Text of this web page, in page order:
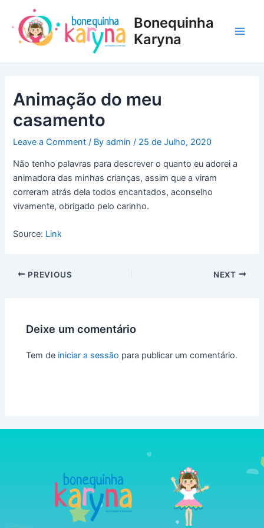
content
Bonequinha
Karyna
Animação do meu
casamento
Leave a Comment / Byadmin / 25 de Julho, 2020
Não tenho palavras para descrever o quanto eu adorei a
animadora das minhas crianças, assim que a viram
correram atrás dela todos encantados, aconselho
vivamente, obrigado pelo carinho.
Source: Link
navigation
PREVIOUS NEXT
Deixe um comentário
Tem de iniciar a sessão para publicar um comentário.